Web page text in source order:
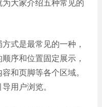
装修
小程
序案
例
大家介绍五种常见的
式是最常见的一种，
序和位置固定展示，
和页脚等各个区域。
用户浏览。